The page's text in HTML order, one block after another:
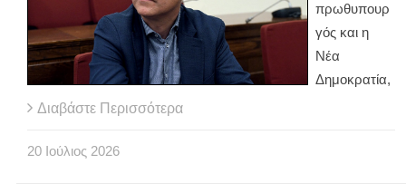
πρωθυπουρ
γός και η
Νέα
Δημοκρατία,
Διαβάστε Περισσότερα
20 Ιούλιος 2026